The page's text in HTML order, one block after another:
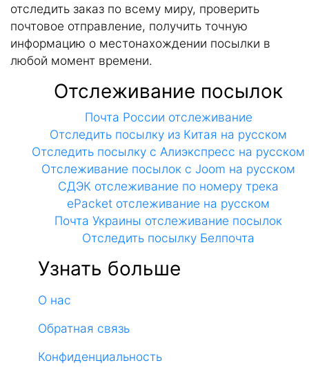
отследить заказ по всему миру, проверить
почтовое отправление, получить точную
информацию о местонахождении посылки в
любой момент времени.
Отслеживание посылок
Почта России отслеживание
Отследить посылку из Китая на русском
Отследить посылку с Алиэкспресс на русском
Отслеживание посылок с Joom на русском
СДЭК отслеживание по номеру трека
ePacket отслеживание на русском
Почта Украины отслеживание посылок
Отследить посылку Белпочта
Узнать больше
О нас
Обратная связь
Конфиденциальность